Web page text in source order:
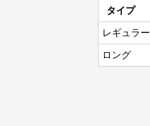
タイプ
レギュラー
ロング